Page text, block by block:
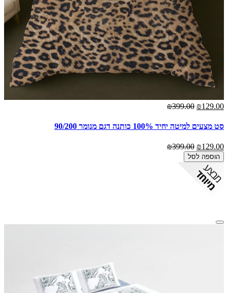
₪129.00
₪399.00
סט מצעים למיטה יחיד 100% כותנה דגם מנומר 90/200
₪129.00
₪399.00
הוספה לסל